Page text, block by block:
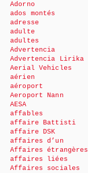
Adorno
ados montés
adresse
adulte
adultes
Advertencia
Advertencia Lirika
Aerial Vehicles
aérien
aéroport
Aeroport Nann
AESA
affables
affaire Battisti
affaire DSK
affaires d’un
Affaires étrangères
affaires liées
Affaires sociales